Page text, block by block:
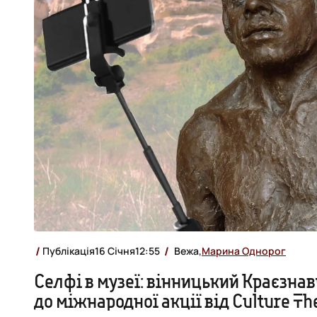
Публікація16 Січня12:55 Вежа,Марина Однорог
Селфі в музеї: вінницький
до міжнародної акції від Culture